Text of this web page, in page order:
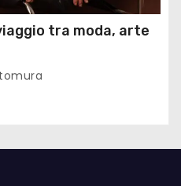
tra moda, arte